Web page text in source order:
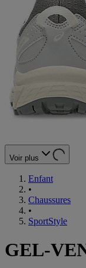
Voir plus
Enfant
•
Chaussures
•
SportStyle
GEL-